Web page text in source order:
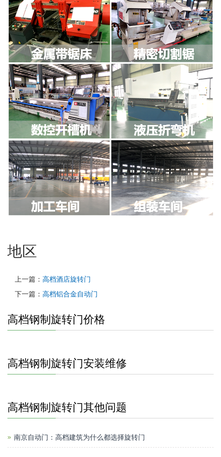
地区
上一篇： 高档酒店旋转门
下一篇： 高档铝合金自动门
高档钢制旋转门价格
高档钢制旋转门安装维修
高档钢制旋转门其他问题
南京自动门：高档建筑为什么都选择旋转门